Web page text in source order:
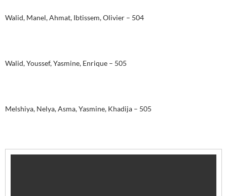
Walid, Manel, Ahmat, Ibtissem, Olivier – 504
Walid, Youssef, Yasmine, Enrique – 505
Melshiya, Nelya, Asma, Yasmine, Khadija – 505